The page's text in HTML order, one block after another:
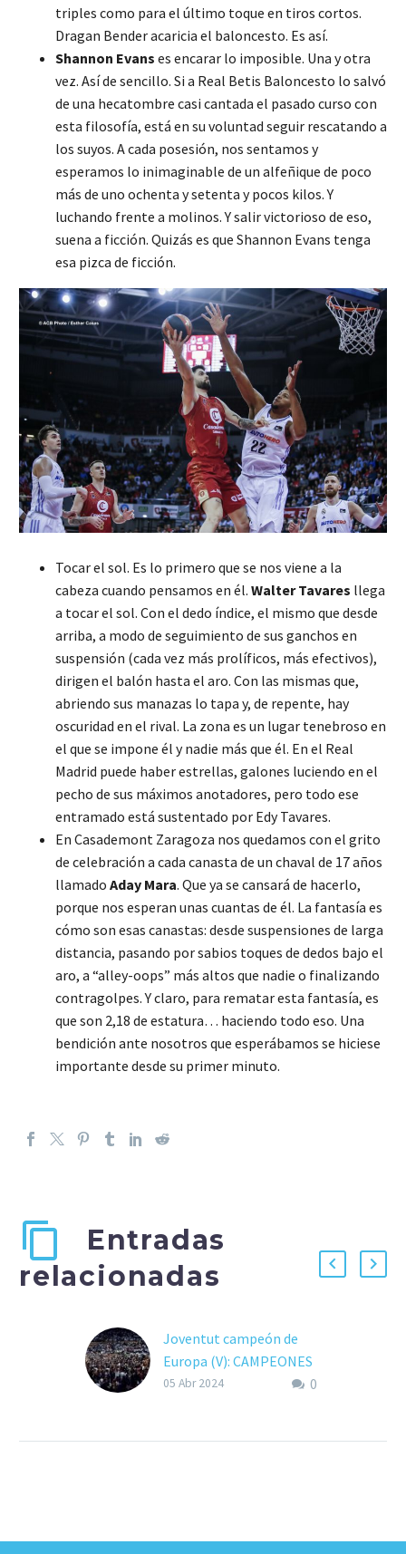
triples como para el último toque en tiros cortos.
Dragan Bender acaricia el baloncesto. Es así.
Shannon Evans es encarar lo imposible. Una y otra
vez. Así de sencillo. Si a Real Betis Baloncesto lo salvó
de una hecatombre casi cantada el pasado curso con
esta filosofía, está en su voluntad seguir rescatando a
los suyos. A cada posesión, nos sentamos y
esperamos lo inimaginable de un alfeñique de poco
más de uno ochenta y setenta y pocos kilos. Y
luchando frente a molinos. Y salir victorioso de eso,
suena a ficción. Quizás es que Shannon Evans tenga
esa pizca de ficción.
Tocar el sol. Es lo primero que se nos viene a la
cabeza cuando pensamos en él. Walter Tavares llega
a tocar el sol. Con el dedo índice, el mismo que desde
arriba, a modo de seguimiento de sus ganchos en
suspensión (cada vez más prolíficos, más efectivos),
dirigen el balón hasta el aro. Con las mismas que,
abriendo sus manazas lo tapa y, de repente, hay
oscuridad en el rival. La zona es un lugar tenebroso en
el que se impone él y nadie más que él. En el Real
Madrid puede haber estrellas, galones luciendo en el
pecho de sus máximos anotadores, pero todo ese
entramado está sustentado por Edy Tavares.
En Casademont Zaragoza nos quedamos con el grito
de celebración a cada canasta de un chaval de 17 años
llamado Aday Mara. Que ya se cansará de hacerlo,
porque nos esperan unas cuantas de él. La fantasía es
cómo son esas canastas: desde suspensiones de larga
distancia, pasando por sabios toques de dedos bajo el
aro, a “alley-oops” más altos que nadie o finalizando
contragolpes. Y claro, para rematar esta fantasía, es
que son 2,18 de estatura… haciendo todo eso. Una
bendición ante nosotros que esperábamos se hiciese
importante desde su primer minuto.
Entradas
relacionadas
Joventut campeón de
Europa (V): CAMPEONES
Treinta años no son nada.
0
05 Abr 2024